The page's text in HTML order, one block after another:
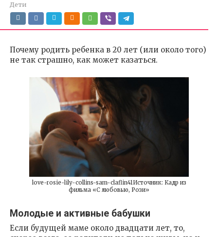
Дети
Почему родить ребенка в 20 лет (или около того)
не так страшно, как может казаться.
love-rosie-lily-collins-sam-claflin41Источник: Кадр из
фильма «С любовью, Рози»
Молодые и активные бабушки
Если будущей маме около двадцати лет, то,